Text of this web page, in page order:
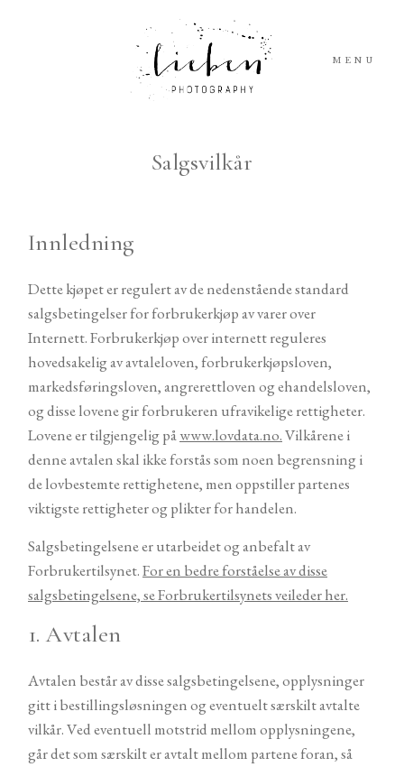
MENU
Salgsvilkår
Innledning
Dette kjøpet er regulert av de nedenstående standard
salgsbetingelser for forbrukerkjøp av varer over
Internett. Forbrukerkjøp over internett reguleres
hovedsakelig av avtaleloven, forbrukerkjøpsloven,
markedsføringsloven, angrerettloven og ehandelsloven,
og disse lovene gir forbrukeren ufravikelige rettigheter.
Lovene er tilgjengelig påwww.lovdata.no.Vilkårene i
denne avtalen skal ikke forstås som noen begrensning i
de lovbestemte rettighetene, men oppstiller partenes
viktigste rettigheter og plikter for handelen.
Salgsbetingelsene er utarbeidet og anbefalt av
Forbrukertilsynet.For en bedre forståelse av disse
salgsbetingelsene, se Forbrukertilsynets veileder her.
1. Avtalen
Avtalen består av disse salgsbetingelsene, opplysninger
gitt i bestillingsløsningen og eventuelt særskilt avtalte
vilkår. Ved eventuell motstrid mellom opplysningene,
går det som særskilt er avtalt mellom partene foran, så
INFO
ELOPEMENTS
KONTAKT
SHOP
©2026 COPYRIGHT LIEBEN